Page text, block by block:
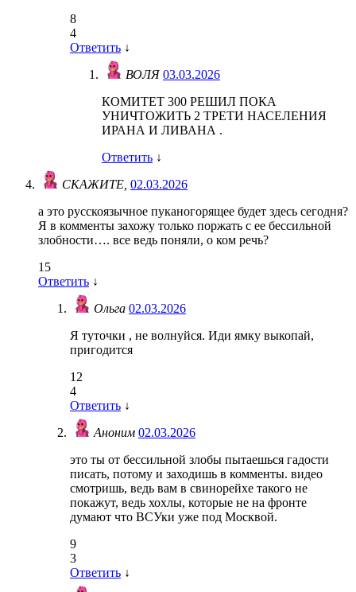
8
4
Ответить ↓
ВОЛЯ 03.03.2026
КОМИТЕТ 300 РЕШИЛ ПОКА
УНИЧТОЖИТЬ 2 ТРЕТИ НАСЕЛЕНИЯ
ИРАНА И ЛИВАНА .
Ответить ↓
СКАЖИТЕ, 02.03.2026
а это русскоязычное пуканогорящее будет здесь сегодня?
Я в комменты захожу только поржать с ее бессильной
злобности…. все ведь поняли, о ком речь?
15
Ответить ↓
Ольга 02.03.2026
Я туточки , не волнуйся. Иди ямку выкопай,
пригодится
12
4
Ответить ↓
Аноним 02.03.2026
это ты от бессильной злобы пытаешься гадости
писать, потому и заходишь в комменты. видео
смотришь, ведь вам в свинорейхе такого не
покажут, ведь хохлы, которые не на фронте
думают что ВСУки уже под Москвой.
9
3
Ответить ↓